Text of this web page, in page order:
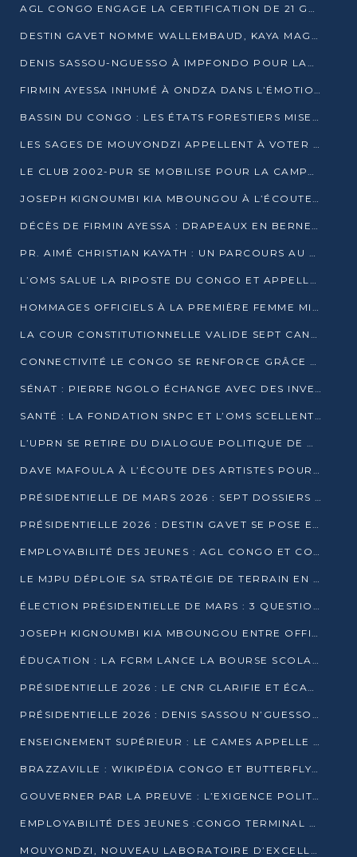
AGL CONGO ENGAGE LA CERTIFICATION DE 21 GRUTIERS AUX NORMES INTERNATIONALES
DESTIN GAVET NOMME WALLEMBAUD, KAYA MAGANE, BOUDZIKA ET MBOUSSA-ELLAH AUX COMMANDES DE SA CAMPAGNE
DENIS SASSOU-NGUESSO À IMPFONDO POUR LANCER LE CORRIDOR 13
FIRMIN AYESSA INHUMÉ À ONDZA DANS L’ÉMOTION ET LE RECUEILLEMENT
BASSIN DU CONGO : LES ÉTATS FORESTIERS MISENT SUR LES MARCHÉS CARBONE
LES SAGES DE MOUYONDZI APPELLENT À VOTER DENIS SASSOU-NGUESSO
LE CLUB 2002-PUR SE MOBILISE POUR LA CAMPAGNE
JOSEPH KIGNOUMBI KIA MBOUNGOU À L’ÉCOUTE DE TALANGAÏ
DÉCÈS DE FIRMIN AYESSA : DRAPEAUX EN BERNE LUNDI
PR. AIMÉ CHRISTIAN KAYATH : UN PARCOURS AU SERVICE DE LA RECHERCHE ET DE L’INNOVATION
L’OMS SALUE LA RIPOSTE DU CONGO ET APPELLE À DES RÉFORMES DURABLES
HOMMAGES OFFICIELS À LA PREMIÈRE FEMME MINISTRE DU CONGO
LA COUR CONSTITUTIONNELLE VALIDE SEPT CANDIDATURES POUR LA PRÉSIDENTIELLE
CONNECTIVITÉ LE CONGO SE RENFORCE GRÂCE AU CÂBLE 2AFRICA
SÉNAT : PIERRE NGOLO ÉCHANGE AVEC DES INVESTISSEURS DU NUMÉRIQUE
SANTÉ : LA FONDATION SNPC ET L’OMS SCELLENT UN PARTENARIAT STRATÉGIQUE DE TROIS ANS
L’UPRN SE RETIRE DU DIALOGUE POLITIQUE DE DJAMBALA : TENSIONS DANS LE PRÉ-ÉLECTORAL CONGOLAIS
DAVE MAFOULA À L’ÉCOUTE DES ARTISTES POUR REDÉFINIR SA POLITIQUE CULTURELLE
PRÉSIDENTIELLE DE MARS 2026 : SEPT DOSSIERS DE CANDIDATURE ENREGISTRÉS À LA CLÔTURE DES DÉPÔTS
PRÉSIDENTIELLE 2026 : DESTIN GAVET SE POSE EN CANDIDAT DU « RAS-LE-BOL »
EMPLOYABILITÉ DES JEUNES : AGL CONGO ET CONGO TERMINAL S’ALLIENT À UCAC-ICAM
LE MJPU DÉPLOIE SA STRATÉGIE DE TERRAIN EN FAVEUR DE DSN
ÉLECTION PRÉSIDENTIELLE DE MARS : 3 QUESTIONS À UN EXPERT CONGOLAIS DE LA CYBERSÉCURITÉ
JOSEPH KIGNOUMBI KIA MBOUNGOU ENTRE OFFICIELLEMENT EN COURSE POUR LA PRÉSIDENTIELLE
ÉDUCATION : LA FCRM LANCE LA BOURSE SCOLAIRE FRANCINE-NTOUMI POUR PROMOUVOIR LES FILIÈRES SCIENTIFIQUES
PRÉSIDENTIELLE 2026 : LE CNR CLARIFIE ET ÉCARTE LA CANDIDATURE DU PASTEUR NTUMI
PRÉSIDENTIELLE 2026 : DENIS SASSOU N’GUESSO ANNONCE OFFICIELLEMENT SA CANDIDATURE
ENSEIGNEMENT SUPÉRIEUR : LE CAMES APPELLE À UNE UNIVERSITÉ AFRICAINE AXÉE SUR L’EMPLOYABILITÉ
BRAZZAVILLE : WIKIPÉDIA CONGO ET BUTTERFLY SCELLENT UN PARTENARIAT POUR STRUCTURER LE BÉNÉVOLAT NUMÉRIQUE
GOUVERNER PAR LA PREUVE : L’EXIGENCE POLITIQUE DU XXIᵉ SIÈCLE
EMPLOYABILITÉ DES JEUNES :CONGO TERMINAL S’ALLIE À L’ESCIC POUR RAPPROCHER L’ÉCOLE DU TERRAIN
MOUYONDZI, NOUVEAU LABORATOIRE D’EXCELLENCE PÉDAGOGIQUE AVEC L’ENFICE